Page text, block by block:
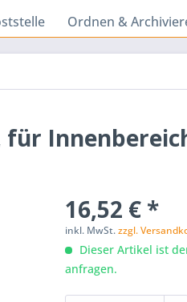
Ordnen &
für
16,52 € *
inkl. MwSt.zzgl.
Dieser Artikel ist
anfragen.